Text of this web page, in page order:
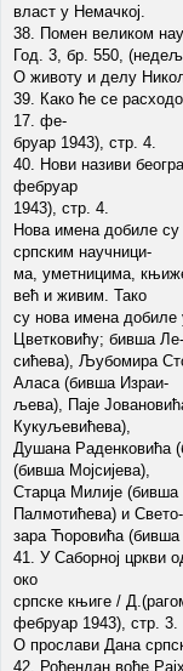
власт у Немачкој.
38. Помен великом
Год. 3, бр. 550,
О животу и делу
39. Како ће се
17. фе-
бруар 1943), стр. 4.
40. Нови називи
фебруар
1943), стр. 4.
Нова имена добиле
српским научници-
ма, уметницима,
већ и живим. Тако
су нова имена добиле
Цветковићу; бивша Ле-
сићева), Љубомира
Аласа (бивша Израи-
љева), Паје
Кукуљевићева),
Душана Раденковића
(бивша Мојсијева),
Старца Милије
Палмотићева) и Свето-
зара Ћоровића
41. У Саборној цркви
око
српске књиге /
фебруар 1943), стр. 3.
О прослави Дана
42. Рођендан вође